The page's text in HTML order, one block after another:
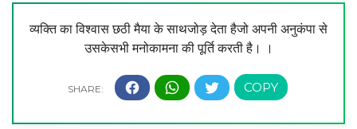
व्यक्ति का विश्वास छठी मैया के साथजोड़ देता हैजो अपनी अनुकंपा से
उसकेसभी मनोकामना की पूर्ति करती है। ।